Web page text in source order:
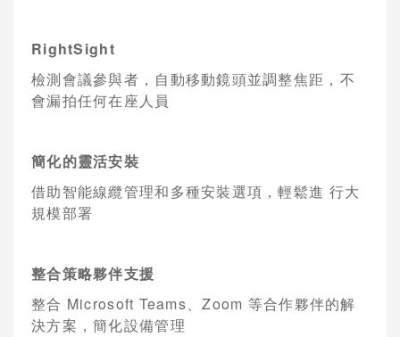
RightSight
檢測會議參與者，自動移動鏡頭並調整焦距，不
會漏拍任何在座人員
簡化的靈活安裝
借助智能線纜管理和多種安裝選項，輕鬆進 行大
規模部署
整合策略夥伴支援
整合 Microsoft Teams、Zoom 等合作夥伴的解
決方案，簡化設備管理